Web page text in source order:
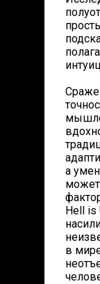
а
Hell is
в